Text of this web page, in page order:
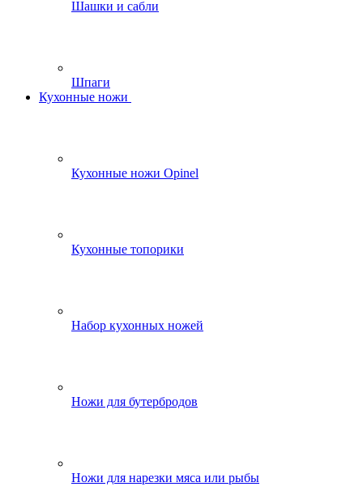
Шашки и сабли
Шпаги
Кухонные ножи
Кухонные ножи Opinel
Кухонные топорики
Набор кухонных ножей
Ножи для бутербродов
Ножи для нарезки мяса или рыбы